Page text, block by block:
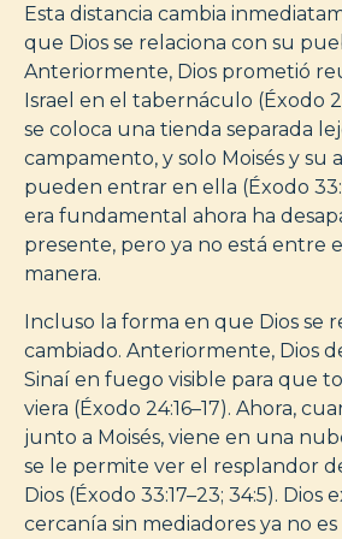
Esta distancia cambia
que Dios se relaciona con su
Anteriormente, Dios prometió
Israel en el tabernáculo (Éxodo
se coloca una tienda separada
campamento, y solo Moisés y su
pueden entrar en ella (Éxodo
era fundamental ahora ha
presente, pero ya no está entre
manera.
Incluso la forma en que Dios se
cambiado. Anteriormente, Dios
Sinaí en fuego visible para que
viera (Éxodo 24:16–17). Ahora,
junto a Moisés, viene en una
se le permite ver el resplandor
Dios (Éxodo 33:17–23; 34:5). Dios
cercanía sin mediadores ya no es